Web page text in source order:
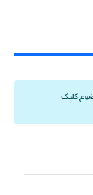
کلیک